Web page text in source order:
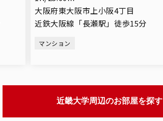
大阪府東大阪市上小阪4丁目
近鉄大阪線「長瀬駅」徒歩15分
マンション
近畿大学周辺のお部屋を探す